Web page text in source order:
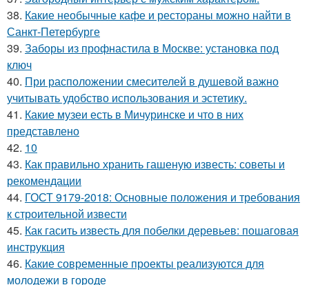
38. Какие необычные кафе и рестораны можно найти в
Санкт-Петербурге
39. Заборы из профнастила в Москве: установка под
ключ
40. При расположении смесителей в душевой важно
учитывать удобство использования и эстетику.
41. Какие музеи есть в Мичуринске и что в них
представлено
42. 10
43. Как правильно хранить гашеную известь: советы и
рекомендации
44. ГОСТ 9179-2018: Основные положения и требования
к строительной извести
45. Как гасить известь для побелки деревьев: пошаговая
инструкция
46. Какие современные проекты реализуются для
молодежи в городе